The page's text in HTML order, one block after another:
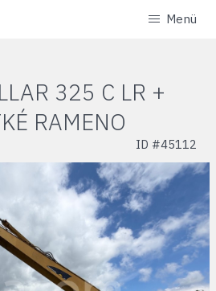
Menü
325 C LR +
RAMENO
ID #45112